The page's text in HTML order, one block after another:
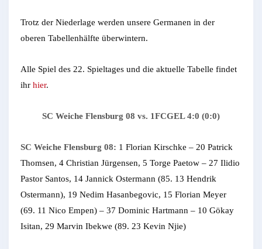
Trotz der Niederlage werden unsere Germanen in der
oberen Tabellenhälfte überwintern.
Alle Spiel des 22. Spieltages und die aktuelle Tabelle findet
ihr hier.
SC Weiche Flensburg 08 vs. 1FCGEL 4:0 (0:0)
SC Weiche Flensburg 08: 1 Florian Kirschke – 20 Patrick
Thomsen, 4 Christian Jürgensen, 5 Torge Paetow – 27 Ilidio
Pastor Santos, 14 Jannick Ostermann (85. 13 Hendrik
Ostermann), 19 Nedim Hasanbegovic, 15 Florian Meyer
(69. 11 Nico Empen) – 37 Dominic Hartmann – 10 Gökay
Isitan, 29 Marvin Ibekwe (89. 23 Kevin Njie)